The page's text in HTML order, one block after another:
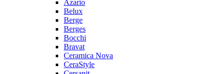
Azario
Belux
Berge
Berges
Bocchi
Bravat
Ceramica Nova
CeraStyle